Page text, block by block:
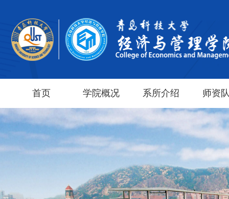
首页 学院概况 系所介绍 师资